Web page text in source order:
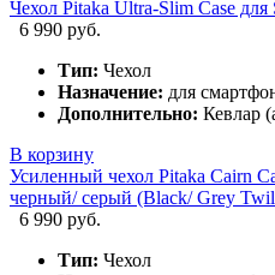
Чехол Pitaka Ultra-Slim Case
6 990 руб.
Тип: Чехол
Назначение: для
Дополнительно: Кевлар
В корзину
Усиленный чехол Pitaka Cairn
черный/ серый (Black/ Grey
6 990 руб.
Тип: Чехол